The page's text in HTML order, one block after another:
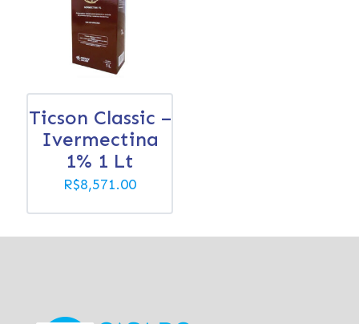
Ticson Classic –
Ivermectina
1% 1 Lt
R$8,571.00